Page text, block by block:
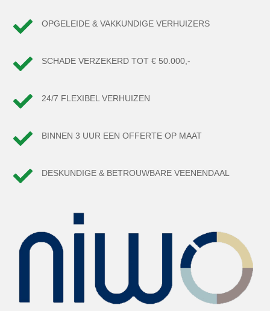
 OPGELEIDE & VAKKUNDIGE VERHUIZERS
 SCHADE VERZEKERD TOT € 50.000,-
 24/7 FLEXIBEL VERHUIZEN
 BINNEN 3 UUR EEN OFFERTE OP MAAT
 DESKUNDIGE & BETROUWBARE VEENENDAAL